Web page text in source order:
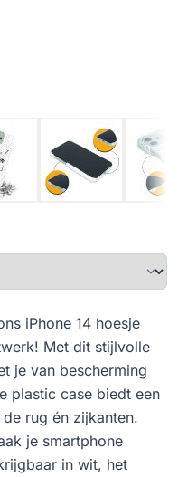
iPhone 14 hoesje
Met dit stijlvolle
je van bescherming
plastic case biedt een
rug én zijkanten.
je smartphone
in wit, het